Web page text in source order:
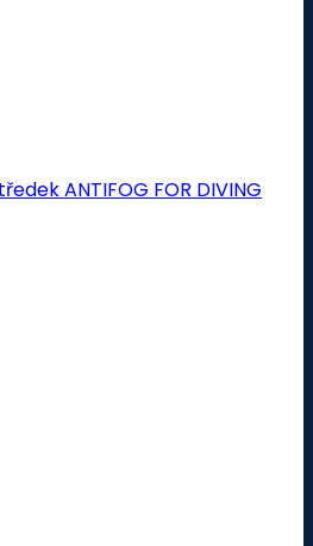
ANTIFOG FOR DIVING